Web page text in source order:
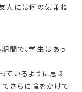
人には何の気兼ね
間で、学生はあっ
ているように思え
さらに輪をかけて